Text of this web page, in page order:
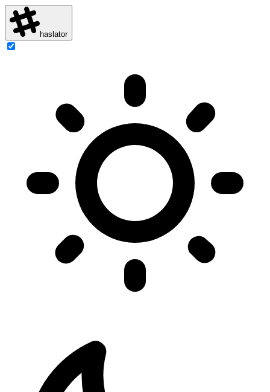
haslator